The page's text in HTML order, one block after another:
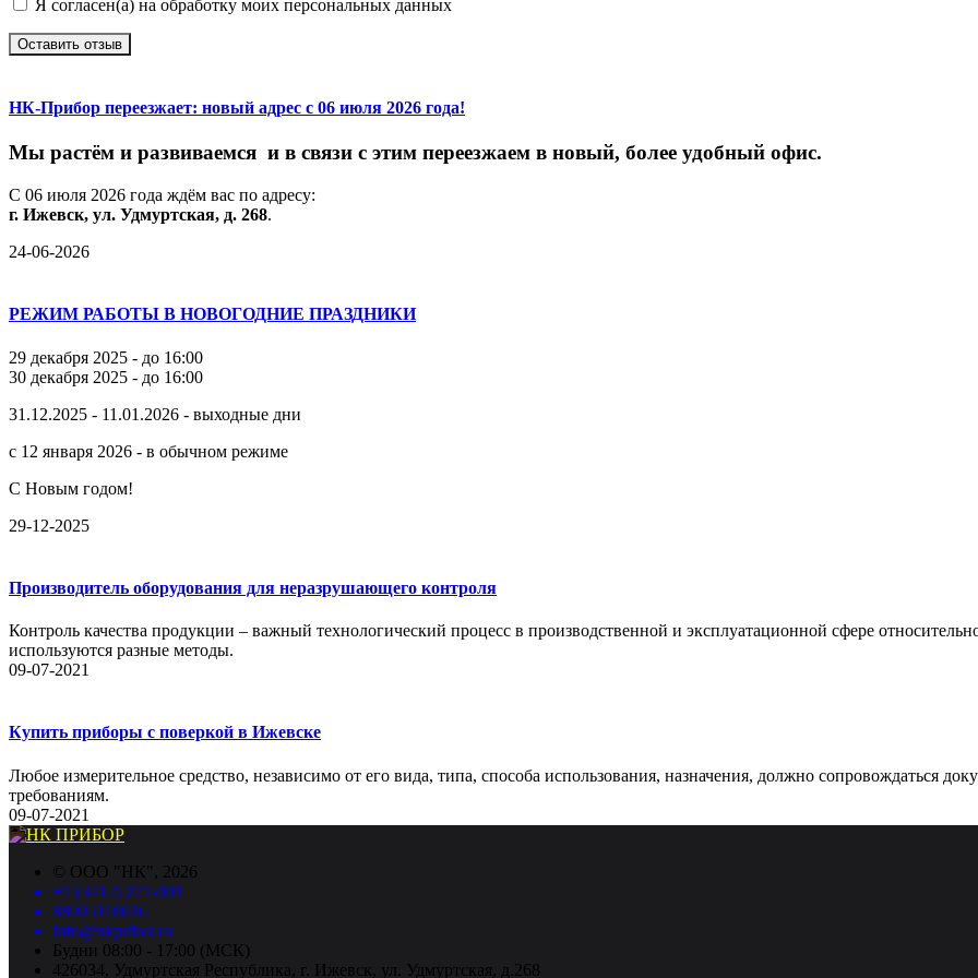
Я согласен(а) на обработку моих персональных данных
Оставить отзыв
НК-Прибор переезжает: новый адрес с 06 июля 2026 года!
Мы растём и развиваемся и в связи с этим переезжаем в новый, более удобный офис.
С 06 июля 2026 года ждём вас по адресу:
г. Ижевск, ул. Удмуртская, д. 268.
24-06-2026
РЕЖИМ РАБОТЫ В НОВОГОДНИЕ ПРАЗДНИКИ
29 декабря 2025 - до 16:00
30 декабря 2025 - до 16:00
31.12.2025 - 11.01.2026 - выходные дни
с 12 января 2026 - в обычном режиме
С Новым годом!
29-12-2025
Производитель оборудования для неразрушающего контроля
Контроль качества продукции – важный технологический процесс в производственной и эксплуатационной сфере
используются разные методы.
09-07-2021
Купить приборы с поверкой в Ижевске
Любое измерительное средство, независимо от его вида, типа, способа использования, назначения, должно сопровождаться
требованиям.
09-07-2021
© ООО "НК", 2026
+7 (3412) 277-001
88005118036
info@nkpribor.ru
Будни 08:00 - 17:00 (МСК)
426034, Удмуртская Республика, г. Ижевск, ул. Удмуртская, д.268